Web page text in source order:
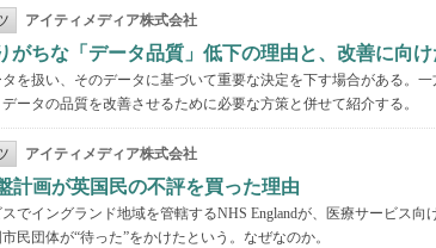
アイティメディア株式会社
がちな「データ品質」低下の理由と、改善に向
を扱い、そのデータに基づいて重要な決定を下す場合がある。
ータの品質を改善させるために必要な方策と併せて紹介する。
アイティメディア株式会社
計画が英国民の不評を買った理由
でイングランド地域を管轄するNHS Englandが、医療サービス向
民団体が“待った”をかけたという。なぜなのか。